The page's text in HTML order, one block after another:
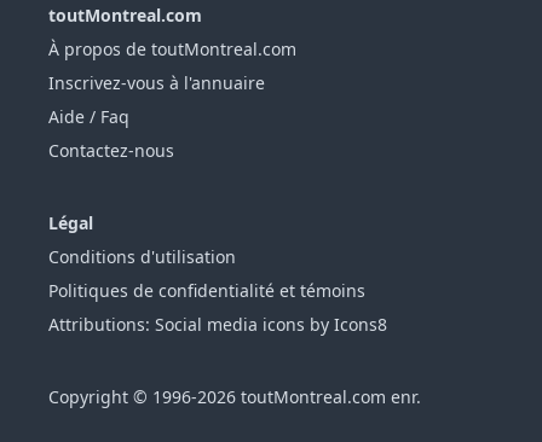
toutMontreal.com
À propos de toutMontreal.com
Inscrivez-vous à l'annuaire
Aide / Faq
Contactez-nous
Légal
Conditions d'utilisation
Politiques de confidentialité et témoins
Attributions: Social media icons by Icons8
Copyright © 1996-2026 toutMontreal.com enr.